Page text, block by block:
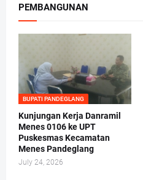
PEMBANGUNAN
BUPATI PANDEGLANG
Kunjungan Kerja Danramil
Menes 0106 ke UPT
Puskesmas Kecamatan
Menes Pandeglang
July 24, 2026